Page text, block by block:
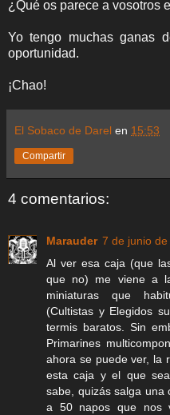
¿Qué os parece a vosotros
Yo tengo muchas ganas
oportunidad.
¡Chao!
El Sobaco de Darel en 15:53
Compartir
4 comentarios:
Marauder 7 de junio de
Al ver esa caja (que
que no) me viene a
miniaturas que
(Cultistas y Elegidos
termis baratos. Sin
Primarines
ahora se puede ver, la
esta caja y el que
sabe, quizás salga una
a 50 napos que nos